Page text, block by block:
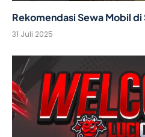
Rekomendasi Sewa Mobil di
31 Juli 2025